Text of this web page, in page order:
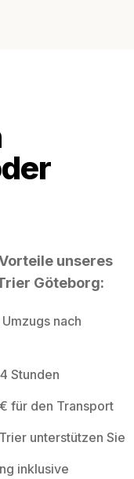
unseres
Göteborg:
nach
Stunden
für den Transport
unterstützen Sie
inklusive